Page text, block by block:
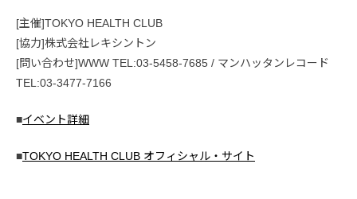
[主催]TOKYO HEALTH CLUB
[協力]株式会社レキシントン
[問い合わせ]WWW TEL:03-5458-7685 / マンハッタンレコード
TEL:03-3477-7166
■イベント詳細
■TOKYO HEALTH CLUB オフィシャル・サイト